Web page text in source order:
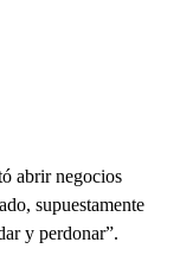
abrir negocios
supuestamente
y perdonar”.